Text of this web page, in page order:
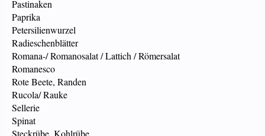
Pastinaken
Paprika
Petersilienwurzel
Radieschenblätter
Romana-/ Romanosalat / Lattich / Römersalat
Romanesco
Rote Beete, Randen
Rucola/ Rauke
Sellerie
Spinat
Steckrübe, Kohlrübe